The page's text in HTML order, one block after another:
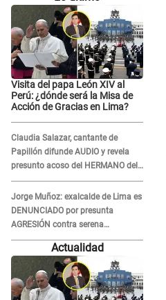
Visita del papa León XIV al
Perú: ¿dónde será la Misa de
Acción de Gracias en Lima?
Claudia Salazar, cantante de
Papillón difunde AUDIO y revela
presunto acoso del HERMANO del
director musical de La Bella Luz:
"Me quedé asustada, en shock"
Jorge Muñoz: exalcalde de Lima es
DENUNCIADO por presunta
AGRESIÓN contra serena
GESTANTE en Miraflores
Actualidad